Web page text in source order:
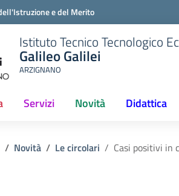
e del Merito
Istituto Tecnico Tecnologico
Galileo Galilei
ARZIGNANO
Servizi Novità Didattica
Novità Le circolari Casi positivi in